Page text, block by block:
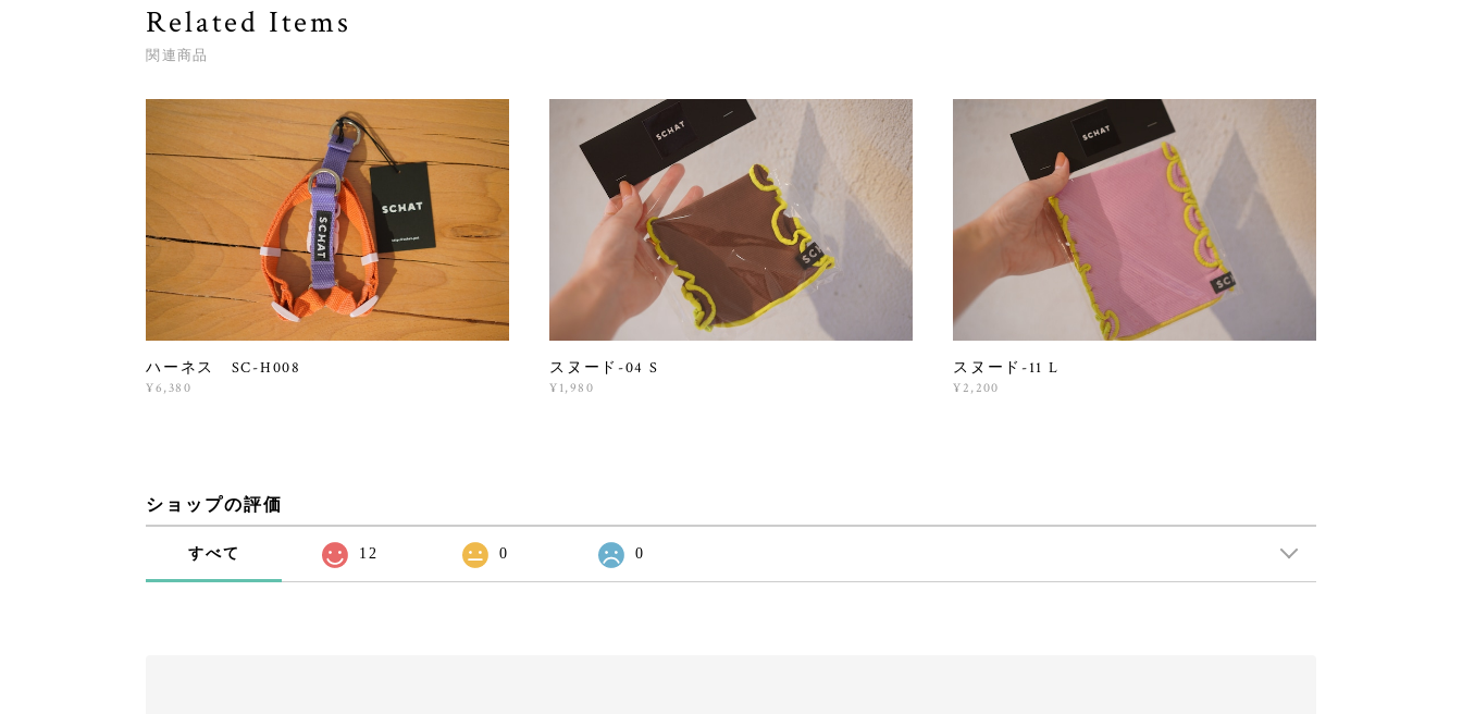
Related Items
関連商品
ハーネス SC-H008
¥6,380
スヌード-04 S
¥1,980
スヌード-11 L
¥2,200
ショップの評価
すべて 12 0 0